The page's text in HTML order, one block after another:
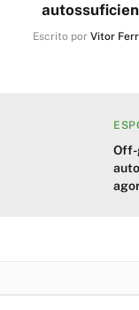
Escrito por Vitor
Off-